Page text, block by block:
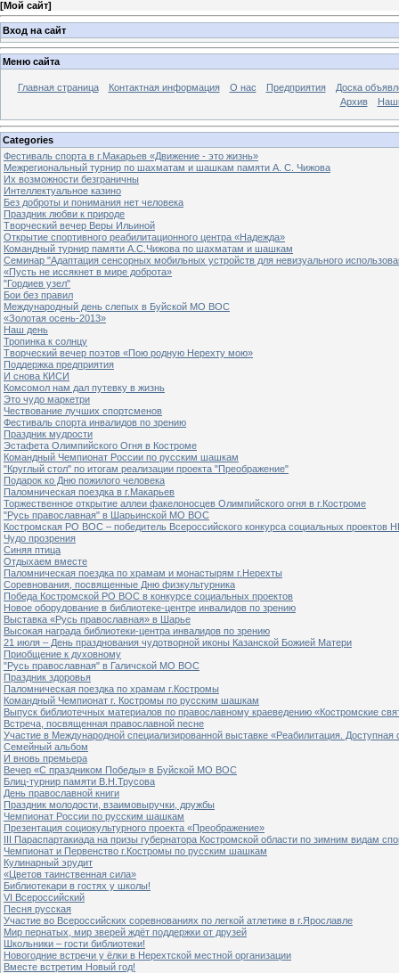
[Мой сайт]
Вход на сайт
Меню сайта
Главная страница Контактная информация О нас Предприятия
Доска
Архив
Categories
Фестиваль спорта в г.Макарьев «Движение - это жизнь»
Межрегиональный турнир по шахматам и шашкам памяти А. С. Чижова
Их возможности безграничны
Интеллектуальное казино
Без доброты и понимания нет человека
Праздник любви к природе
Творческий вечер Веры Ильиной
Открытие спортивного реабилитационного центра «Надежда»
Командный турнир памяти А.С.Чижова по шахматам и шашкам
Семинар "Адаптация сенсорных мобильных устройств для невизуального
«Пусть не иссякнет в мире доброта»
"Гордиев узел"
Бои без правил
Международный день слепых в Буйской МО ВОС
«Золотая осень-2013»
Наш день
Тропинка к солнцу
Творческий вечер поэтов «Пою родную Нерехту мою»
Поддержка предприятия
И снова КИСИ
Комсомол нам дал путевку в жизнь
Это чудо маркетри
Чествование лучших спортсменов
Фестиваль спорта инвалидов по зрению
Праздник мудрости
Эстафета Олимпийского Огня в Костроме
Командный Чемпионат России по русским шашкам
"Круглый стол" по итогам реализации проекта "Преображение"
Подарок ко Дню пожилого человека
Паломническая поездка в г.Макарьев
Торжественное открытие аллеи факелоносцев Олимпийского огня в г.Костроме
"Русь православная" в Шарьинской МО ВОС
Костромская РО ВОС – победитель Всероссийского конкурса социальных проектов
Чудо прозрения
Синяя птица
Отдыхаем вместе
Паломническая поездка по храмам и монастырям г.Нерехты
Соревнования, посвященные Дню физкультурника
Победа Костромской РО ВОС в конкурсе социальных проектов
Новое оборудование в библиотеке-центре инвалидов по зрению
Выставка «Русь православная» в Шарье
Высокая награда библиотеки-центра инвалидов по зрению
21 июля – День празднования чудотворной иконы Казанской Божией Матери
Приобщение к духовному
"Русь православная" в Галичской МО ВОС
Праздник здоровья
Паломническая поездка по храмам г.Костромы
Командный Чемпионат г. Костромы по русским шашкам
Выпуск библиотечных материалов по православному краеведению «Костромские
Встреча, посвященная православной песне
Участие в Международной специализированной выставке «Реабилитация. Доступная
Семейный альбом
И вновь премьера
Вечер «С праздником Победы» в Буйской МО ВОС
Блиц-турнир памяти В.Н.Трусова
День православной книги
Праздник молодости, взаимовыручки, дружбы
Чемпионат России по русским шашкам
Презентация социокультурного проекта «Преображение»
III Параспартакиада на призы губернатора Костромской области по зимним видам
Чемпионат и Первенство г.Костромы по русским шашкам
Кулинарный эрудит
«Цветов таинственная сила»
Библиотекари в гостях у школы!
VI Всероссийский
Песня русская
Участие во Всероссийских соревнованиях по легкой атлетике в г.Ярославле
Мир пернатых, мир зверей ждёт поддержки от друзей
Школьники – гости библиотеки!
Новогодние встречи у ёлки в Нерехтской местной организации
Вместе встретим Новый год!